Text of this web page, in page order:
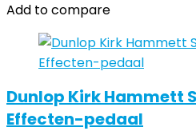
Add to compare
Dunlop Kirk Hammett
Effecten-pedaal